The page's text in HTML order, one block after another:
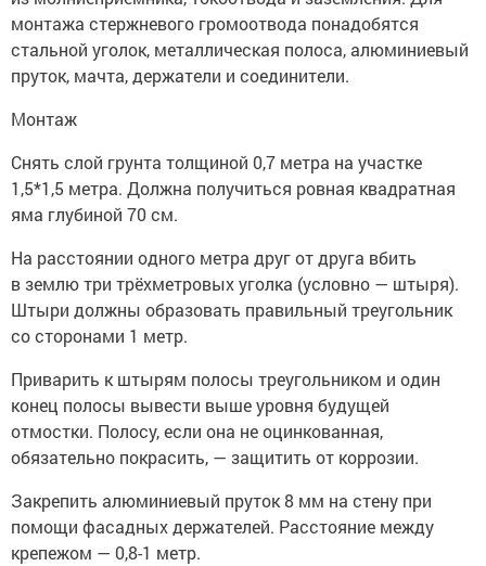
монтажа стержневого громоотвода понадобятся
стальной уголок, металлическая полоса, алюминиевый
пруток, мачта, держатели и соединители.
Монтаж
Снять слой грунта толщиной 0,7 метра на участке
1,5*1,5 метра. Должна получиться ровная квадратная
яма глубиной 70 см.
На расстоянии одного метра друг от друга вбить
в землю три трёхметровых уголка (условно — штыря).
Штыри должны образовать правильный треугольник
со сторонами 1 метр.
Приварить к штырям полосы треугольником и один
конец полосы вывести выше уровня будущей
отмостки. Полосу, если она не оцинкованная,
обязательно покрасить, — защитить от коррозии.
Закрепить алюминиевый пруток 8 мм на стену при
помощи фасадных держателей. Расстояние между
крепежом — 0,8-1 метр.